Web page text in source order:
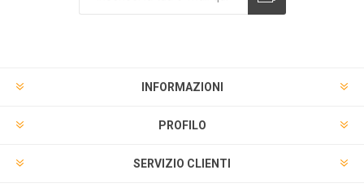
INFORMAZIONI
PROFILO
SERVIZIO CLIENTI